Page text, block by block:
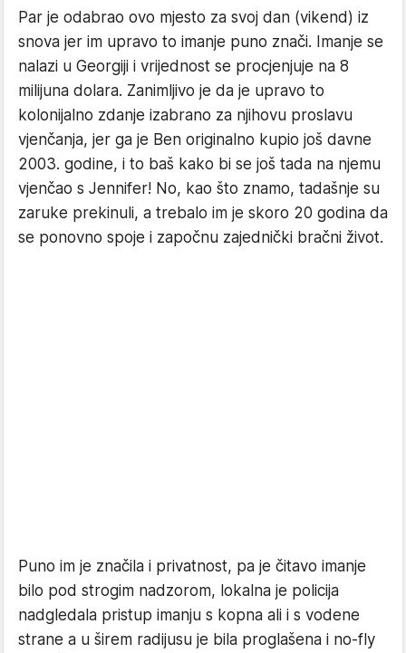
Par je odabrao ovo mjesto za svoj dan (vikend) iz
snova jer im upravo to imanje puno znači. Imanje se
nalazi u Georgiji i vrijednost se procjenjuje na 8
milijuna dolara. Zanimljivo je da je upravo to
kolonijalno zdanje izabrano za njihovu proslavu
vjenčanja, jer ga je Ben originalno kupio još davne
2003. godine, i to baš kako bi se još tada na njemu
vjenčao s Jennifer! No, kao što znamo, tadašnje su
zaruke prekinuli, a trebalo im je skoro 20 godina da
se ponovno spoje i započnu zajednički bračni život.
Puno im je značila i privatnost, pa je čitavo imanje
bilo pod strogim nadzorom, lokalna je policija
nadgledala pristup imanju s kopna ali i s vodene
strane a u širem radijusu je bila proglašena i no-fly